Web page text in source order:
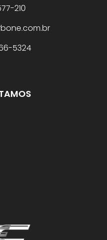
210
5324